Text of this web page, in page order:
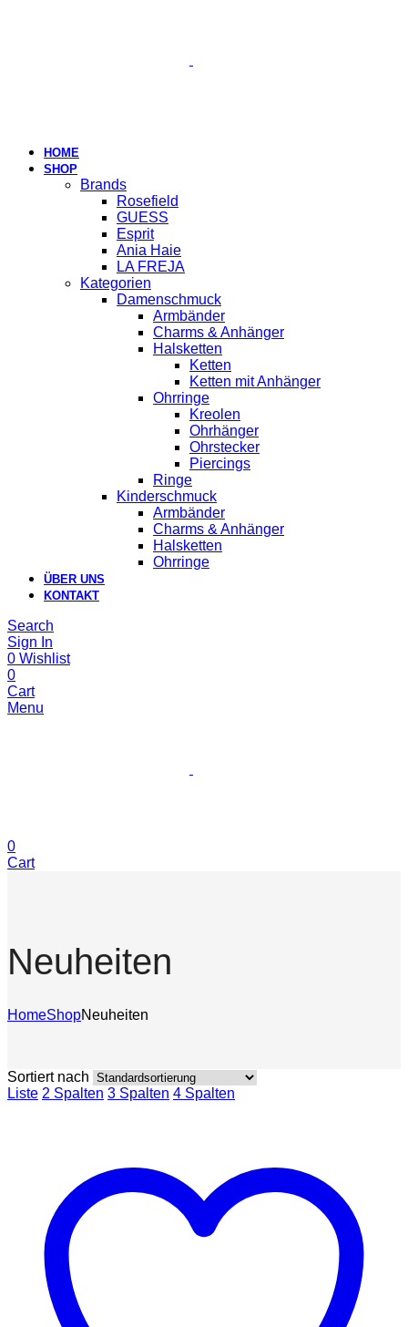
HOME
SHOP
Brands
Rosefield
GUESS
Esprit
Ania Haie
LA FREJA
Kategorien
Damenschmuck
Armbänder
Charms & Anhänger
Halsketten
Ketten
Ketten mit Anhänger
Ohrringe
Kreolen
Ohrhänger
Ohrstecker
Piercings
Ringe
Kinderschmuck
Armbänder
Charms & Anhänger
Halsketten
Ohrringe
ÜBER UNS
KONTAKT
Search
Sign In
0 Wishlist
0
Cart
Menu
0
Cart
Neuheiten
HomeShopNeuheiten
Sortiert nach
Liste 2 Spalten 3 Spalten 4 Spalten